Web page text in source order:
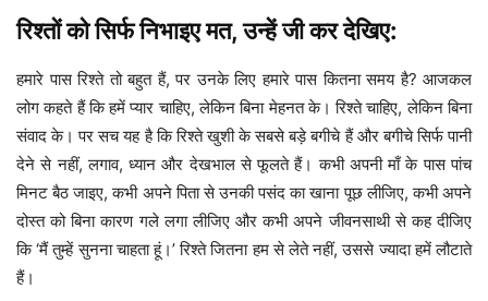
रिश्तों को सिर्फ निभाइए मत, उन्हें जी कर देखिए:
हमारे पास रिश्ते तो बहुत हैं, पर उनके लिए हमारे पास कितना समय है? आजकल
लोग कहते हैं कि हमें प्यार चाहिए, लेकिन बिना मेहनत के। रिश्ते चाहिए, लेकिन बिना
संवाद के। पर सच यह है कि रिश्ते खुशी के सबसे बड़े बगीचे हैं और बगीचे सिर्फ पानी
देने से नहीं, लगाव, ध्यान और देखभाल से फूलते हैं। कभी अपनी माँ के पास पांच
मिनट बैठ जाइए, कभी अपने पिता से उनकी पसंद का खाना पूछ लीजिए, कभी अपने
दोस्त को बिना कारण गले लगा लीजिए और कभी अपने जीवनसाथी से कह दीजिए
कि ‘मैं तुम्हें सुनना चाहता हूं।’ रिश्ते जितना हम से लेते नहीं, उससे ज्यादा हमें लौटाते
हैं।